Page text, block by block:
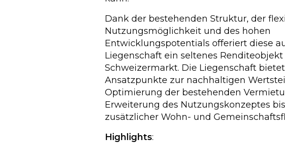
Dank der bestehenden Struktur, der
Nutzungsmöglichkeit und des hohen
Entwicklungspotentials offeriert diese
Liegenschaft ein seltenes
Schweizermarkt. Die Liegenschaft
Ansatzpunkte zur nachhaltigen
Optimierung der bestehenden
Erweiterung des Nutzungskonzeptes
zusätzlicher Wohn- und
Highlights: